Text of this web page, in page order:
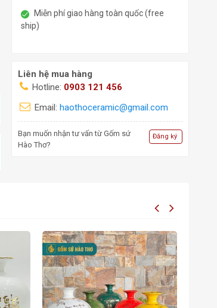
Miễn phí giao hàng toàn quốc (free
ship)
Liên hệ mua hàng
Hotline: 0903 121 456
Email:haothoceramic@gmail.com
Bạn muốn nhận tư vấn từ Gốm sứ
Hào Thơ?
Đăng ký
HOT